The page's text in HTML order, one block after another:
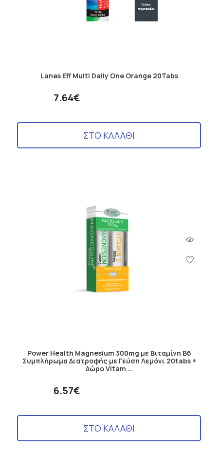
Lanes Eff Multi Daily One Orange 20Tabs
7.64€
ΣΤΟ ΚΑΛΑΘΙ
Power Health Magnesium 300mg με Βιταμίνη B6
Συμπλήρωμα Διατροφής με Γεύση Λεμόνι 20tabs +
Δώρο Vitam …
6.57€
ΣΤΟ ΚΑΛΑΘΙ